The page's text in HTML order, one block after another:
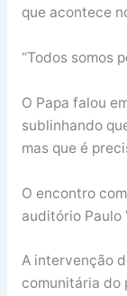
que acontece
“Todos somos
O Papa falou
sublinhando
mas que é
O encontro
auditório Paulo
A intervenção
comunitária do